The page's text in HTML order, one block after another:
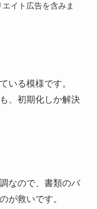
イト広告を含みま
いる模様です。
、初期化しか解決
なので、書類のバ
が救いです。